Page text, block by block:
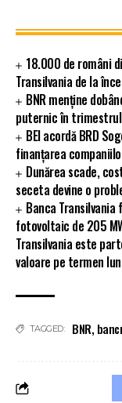
18.000 de români
Transilvania de la
BNR menține
puternic în
BEI acordă BRD
finanțarea
Dunărea scade,
seceta devine o
Banca
fotovoltaic de 205
Transilvania este
valoare pe termen
TAGGED: BNR,